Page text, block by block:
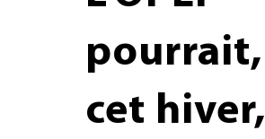
pourrait,
cet hiver,